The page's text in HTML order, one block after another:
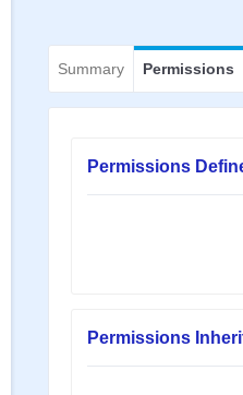
Summary Permissions
Permissions
Permissions